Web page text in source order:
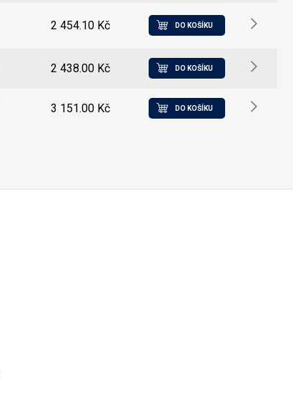
2 454.10 Kč DO KOŠÍKU
2 438.00 Kč DO KOŠÍKU
3 151.00 Kč DO KOŠÍKU